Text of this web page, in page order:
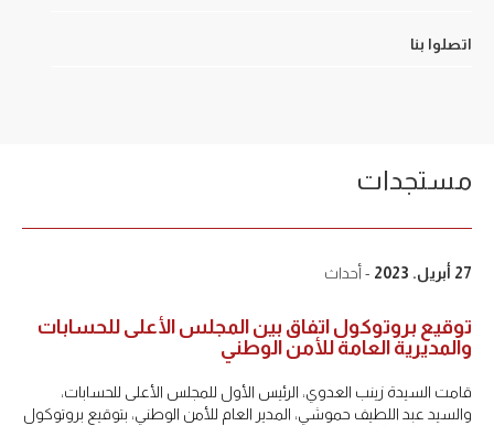
اتصلوا بنا
مستجدات
27 أبريل. 2023 - أحداث
توقيع بروتوكول اتفاق بين المجلس الأعلى للحسابات
والمديرية العامة للأمن الوطني
قامت السيدة زينب العدوي، الرئيس الأول للمجلس الأعلى للحسابات،
والسيد عبد اللطيف حموشي، المدير العام للأمن الوطني، بتوقيع بروتوكول